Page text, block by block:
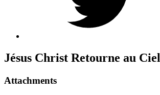
Jésus Christ Retourne au Ciel
Attachments